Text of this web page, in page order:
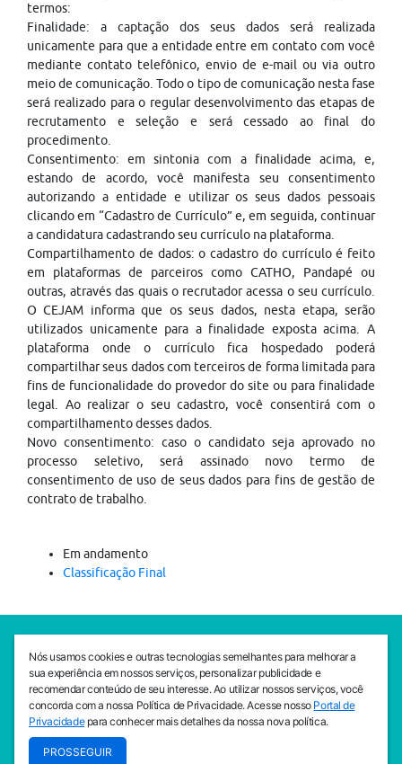
termos:
Finalidade: a captação dos seus dados será realizada
unicamente para que a entidade entre em contato com você
mediante contato telefônico, envio de e-mail ou via outro
meio de comunicação. Todo o tipo de comunicação nesta fase
será realizado para o regular desenvolvimento das etapas de
recrutamento e seleção e será cessado ao final do
procedimento.
Consentimento: em sintonia com a finalidade acima, e,
estando de acordo, você manifesta seu consentimento
autorizando a entidade e utilizar os seus dados pessoais
clicando em “Cadastro de Currículo” e, em seguida, continuar
a candidatura cadastrando seu currículo na plataforma.
Compartilhamento de dados: o cadastro do currículo é feito
em plataformas de parceiros como CATHO, Pandapé ou
outras, através das quais o recrutador acessa o seu currículo.
O CEJAM informa que os seus dados, nesta etapa, serão
utilizados unicamente para a finalidade exposta acima. A
plataforma onde o currículo fica hospedado poderá
compartilhar seus dados com terceiros de forma limitada para
fins de funcionalidade do provedor do site ou para finalidade
legal. Ao realizar o seu cadastro, você consentirá com o
compartilhamento desses dados.
Novo consentimento: caso o candidato seja aprovado no
processo seletivo, será assinado novo termo de
consentimento de uso de seus dados para fins de gestão de
contrato de trabalho.
Em andamento
Classificação Final
SEDE CEJAM
Av. da Liberdade, 765, Liberdade, São Paulo, 01503-001
(11) 3469 - 1818
INSTITUTO CEJAM
Av. da Liberdade, 765, Liberdade, São Paulo, 01503-001
Nós usamos cookies e outras tecnologias semelhantes para melhorar a
sua experiência em nossos serviços, personalizar publicidade e
recomendar conteúdo de seu interesse. Ao utilizar nossos serviços, você
concorda com a nossa Política de Privacidade. Acesse nosso Portal de
Privacidadepara conhecer mais detalhes da nossa nova política.
PROSSEGUIR